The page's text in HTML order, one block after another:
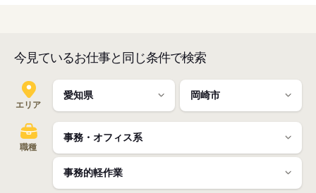
今見ているお仕事と同じ条件で検索
エリア
職種